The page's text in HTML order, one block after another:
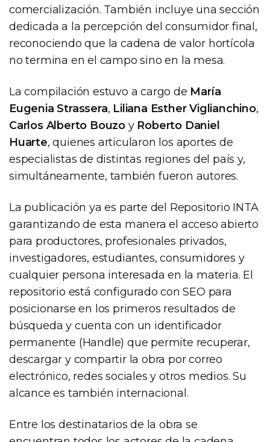
comercialización. También incluye una sección
dedicada a la percepción del consumidor final,
reconociendo que la cadena de valor hortícola
no termina en el campo sino en la mesa.
La compilación estuvo a cargo de María
Eugenia Strassera, Liliana Esther Viglianchino,
Carlos Alberto Bouzo y Roberto Daniel
Huarte, quienes articularon los aportes de
especialistas de distintas regiones del país y,
simultáneamente, también fueron autores.
La publicación ya es parte del Repositorio INTA
garantizando de esta manera el acceso abierto
para productores, profesionales privados,
investigadores, estudiantes, consumidores y
cualquier persona interesada en la materia. El
repositorio está configurado con SEO para
posicionarse en los primeros resultados de
búsqueda y cuenta con un identificador
permanente (Handle) que permite recuperar,
descargar y compartir la obra por correo
electrónico, redes sociales y otros medios. Su
alcance es también internacional.
Entre los destinatarios de la obra se